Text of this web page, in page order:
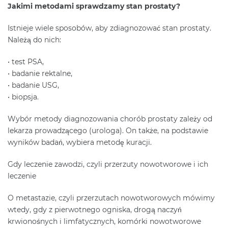
Jakimi metodami sprawdzamy stan prostaty?
Istnieje wiele sposobów, aby zdiagnozować stan prostaty.
Należą do nich:
• test PSA,
• badanie rektalne,
• badanie USG,
• biopsja.
Wybór metody diagnozowania chorób prostaty zależy od
lekarza prowadzącego (urologa). On także, na podstawie
wyników badań, wybiera metodę kuracji.
Gdy leczenie zawodzi, czyli przerzuty nowotworowe i ich
leczenie
O metastazie, czyli przerzutach nowotworowych mówimy
wtedy, gdy z pierwotnego ogniska, drogą naczyń
krwionośnych i limfatycznych, komórki nowotworowe